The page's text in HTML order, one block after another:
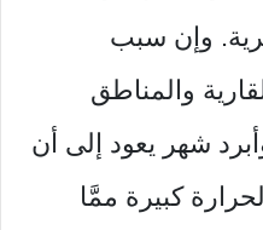
وإن سبب
والمناطق
شهر يعود إلى أن
كبيرة ممَّا